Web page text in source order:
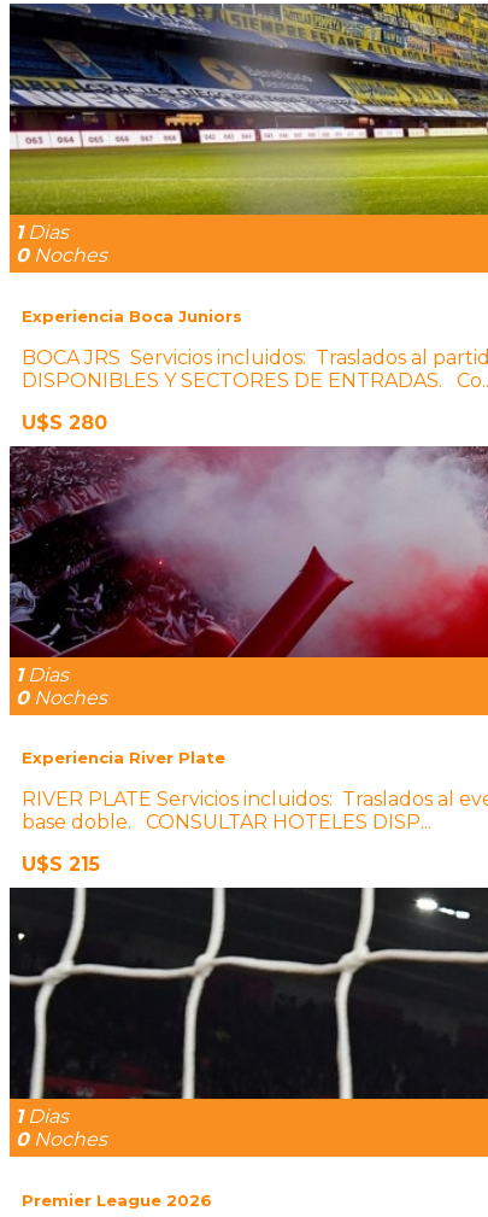
1Dias
0Noches
Experiencia Boca Juniors
BOCA JRS Servicios incluidos: Traslados al
DISPONIBLES Y SECTORES DE ENTRADAS.
U$S 280
1Dias
0Noches
Experiencia River Plate
RIVER PLATE Servicios incluidos: Traslados al
base doble. CONSULTAR HOTELES DISP...
U$S 215
1Dias
0Noches
Premier League 2026